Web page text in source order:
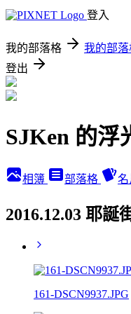
登入
我的部落格 我的部
登出
SJKen 的
相簿 部落格 名
2016.12.03 耶
161-DSCN9937.JPG